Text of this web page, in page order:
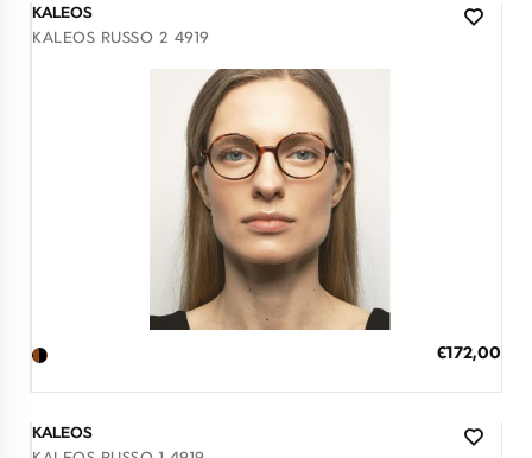
KALEOS
KALEOS RUSSO 2 4919
Ειδική
€172,00
Διαθέσιμο
ΠΡΟΣΘΗΚΗ ΣΤΟ ΚΑΛΑΘΙ
KALEOS